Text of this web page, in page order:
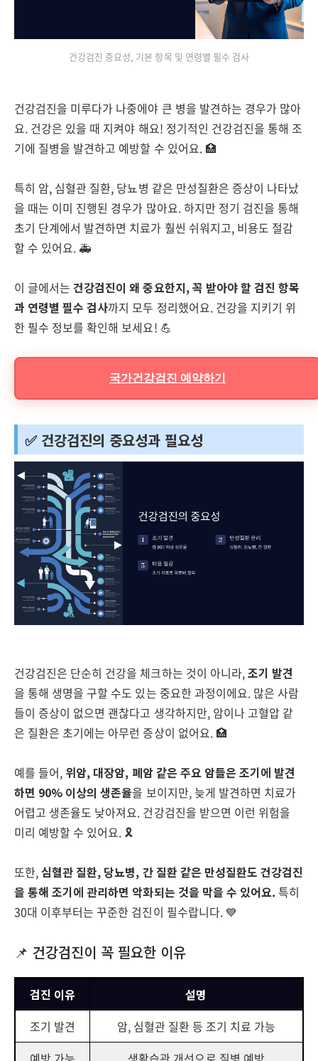
건강검진 중요성, 기본 항목 및 연령별 필수 검사
건강검진을 미루다가 나중에야 큰 병을 발견하는 경우가 많아
요. 건강은 있을 때 지켜야 해요! 정기적인 건강검진을 통해 조
기에 질병을 발견하고 예방할 수 있어요. 🏥
특히 암, 심혈관 질환, 당뇨병 같은 만성질환은 증상이 나타났
을 때는 이미 진행된 경우가 많아요. 하지만 정기 검진을 통해
초기 단계에서 발견하면 치료가 훨씬 쉬워지고, 비용도 절감
할 수 있어요. 🚑
이 글에서는건강검진이 왜 중요한지, 꼭 받아야 할 검진 항목
과 연령별 필수 검사까지 모두 정리했어요. 건강을 지키기 위
한 필수 정보를 확인해 보세요! 💪
국가건강검진 예약하기
✅ 건강검진의 중요성과 필요성
건강검진은 단순히 건강을 체크하는 것이 아니라,조기 발견
을 통해 생명을 구할 수도 있는 중요한 과정이에요. 많은 사람
들이 증상이 없으면 괜찮다고 생각하지만, 암이나 고혈압 같
은 질환은 초기에는 아무런 증상이 없어요. 🏥
예를 들어, 위암, 대장암, 폐암 같은 주요 암들은 조기에 발견
하면 90% 이상의 생존율을 보이지만, 늦게 발견하면 치료가
어렵고 생존율도 낮아져요. 건강검진을 받으면 이런 위험을
미리 예방할 수 있어요. 🎗️
또한,심혈관 질환, 당뇨병, 간 질환 같은 만성질환도 건강검진
을 통해 조기에 관리하면 악화되는 것을 막을 수 있어요. 특히
30대 이후부터는 꾸준한 검진이 필수랍니다. 💙
📌 건강검진이 꼭 필요한 이유
검진 이유
설명
조기 발견
암, 심혈관 질환 등 조기 치료 가능